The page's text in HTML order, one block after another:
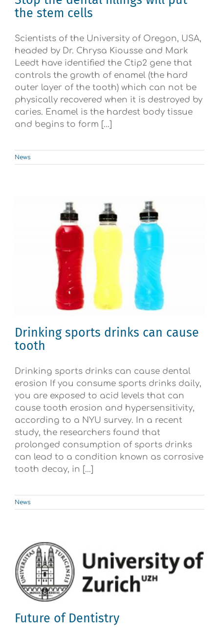
the stem cells
Scientists of the University of Oregon, USA,
headed by Dr. Chrysa Kiousse and Mark
Leedt have identified the Ctip2 gene that
controls the growth of enamel (the hard
outer layer of the tooth) which can not be
physically recovered when it is destroyed by
caries. Enamel is the hardest body tissue
and begins to form [...]
News
Drinking sports drinks can cause
tooth
Drinking sports drinks can cause dental
erosion If you consume sports drinks daily,
you are exposed to acid levels that can
cause tooth erosion and hypersensitivity,
according to a NYU survey. In a recent
study, the researchers found that
prolonged consumption of sports drinks
can lead to a condition known as corrosive
tooth decay, in [...]
News
Future of Dentistry